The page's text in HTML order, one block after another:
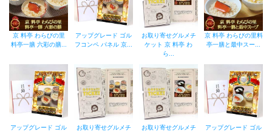
京 料亭 わらびの里
料亭一膳 六彩の膳...
アップグレード ゴル
フコンペ パネル 京...
お取り寄せグルメチ
ケット 京 料亭 わ
ら...
京 料亭 わらびの里料
亭一膳と最中スー...
アップグレード ゴル
お取り寄せグルメチ
お取り寄せグルメチ
アップグレード ゴル